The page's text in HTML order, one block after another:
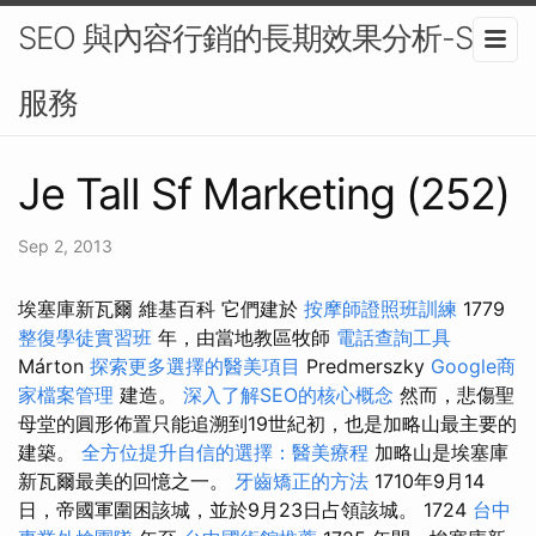
SEO 與內容行銷的長期效果分析-SEO
服務
Je Tall Sf Marketing (252)
Sep 2, 2013
埃塞庫新瓦爾 維基百科 它們建於 按摩師證照班訓練 1779
整復學徒實習班 年，由當地教區牧師 電話查詢工具
Márton 探索更多選擇的醫美項目 Predmerszky Google商
家檔案管理 建造。 深入了解SEO的核心概念 然而，悲傷聖
母堂的圓形佈置只能追溯到19世紀初，也是加略山最主要的
建築。 全方位提升自信的選擇：醫美療程 加略山是埃塞庫
新瓦爾最美的回憶之一。 牙齒矯正的方法 1710年9月14
日，帝國軍圍困該城，並於9月23日占領該城。 1724 台中